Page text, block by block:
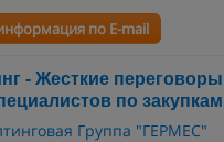
по E-mail
- Жесткие
по закупкам
Группа "ГЕРМЕС"